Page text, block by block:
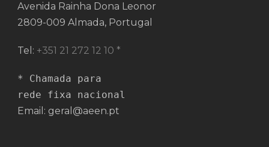
Avenida Rainha Dona Leonor
2809-009 Almada, Portugal
Tel: +351 21 272 12 10 *
* Chamada para
rede fixa nacional
Email: geral@aeen.pt